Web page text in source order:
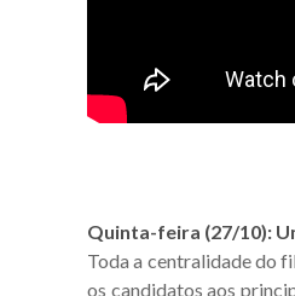
Quinta-feira (27/10):
Toda a centralidade do
os candidatos aos